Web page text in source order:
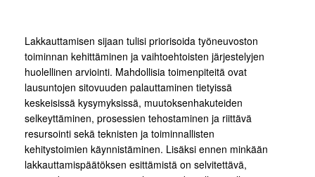
Lakkauttamisen sijaan tulisi priorisoida työneuvoston
toiminnan kehittäminen ja vaihtoehtoisten järjestelyjen
huolellinen arviointi. Mahdollisia toimenpiteitä ovat
lausuntojen sitovuuden palauttaminen tietyissä
keskeisissä kysymyksissä, muutoksenhakuteiden
selkeyttäminen, prosessien tehostaminen ja riittävä
resursointi sekä teknisten ja toiminnallisten
kehitystoimien käynnistäminen. Lisäksi ennen minkään
lakkauttamispäätöksen esittämistä on selvitettävä,